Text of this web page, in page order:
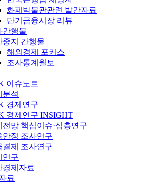
화폐박물관관련 발간자료
단기금융시장 리뷰
간행물
중지 간행물
해외경제 포커스
조사통계월보
이슈노트
분석
경제연구
경제연구 INSIGHT
전망 핵심이슈·심층연구
안정 조사연구
결제 조사연구
연구
경제자료
료